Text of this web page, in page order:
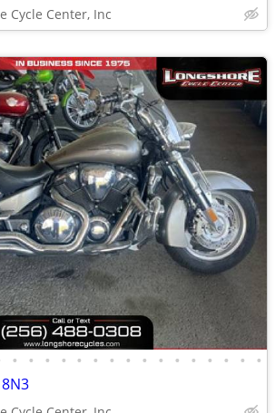
Cycle Center, Inc
• • • • • • • • • • • • • • • •